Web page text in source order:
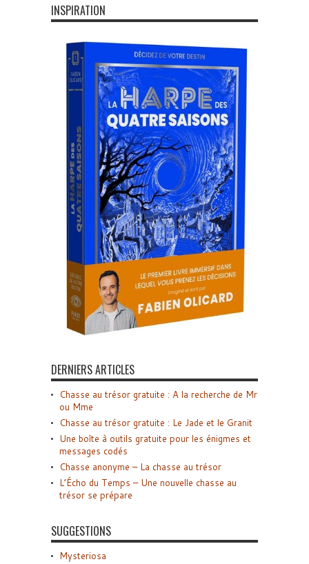
INSPIRATION
DERNIERS ARTICLES
Chasse au trésor gratuite : A la recherche de Mr
ou Mme
Chasse au trésor gratuite : Le Jade et le Granit
Une boîte à outils gratuite pour les énigmes et
messages codés
Chasse anonyme – La chasse au trésor
L’Écho du Temps – Une nouvelle chasse au
trésor se prépare
SUGGESTIONS
Mysteriosa